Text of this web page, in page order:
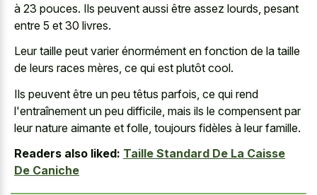
à 23 pouces. Ils peuvent aussi être assez lourds, pesant
entre 5 et 30 livres.
Leur taille peut varier énormément en fonction de la taille
de leurs races mères, ce qui est plutôt cool.
Ils peuvent être un peu têtus parfois, ce qui rend
l'entraînement un peu difficile, mais ils le compensent par
leur nature aimante et folle, toujours fidèles à leur famille.
Readers also liked: Taille Standard De La Caisse
De Caniche